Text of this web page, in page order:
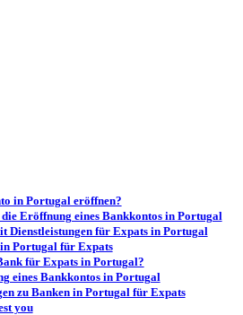
in Portugal eröffnen?
Eröffnung eines Bankkontos in Portugal
Dienstleistungen für Expats in Portugal
Portugal für Expats
für Expats in Portugal?
eines Bankkontos in Portugal
zu Banken in Portugal für Expats
you